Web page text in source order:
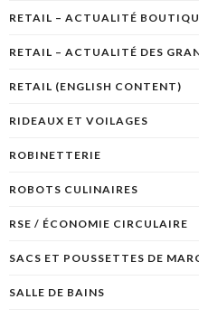
RETAIL – ACTUALITÉ
RETAIL – ACTUALITÉ DES
RETAIL (ENGLISH CONTENT)
RIDEAUX ET VOILAGES
ROBINETTERIE
ROBOTS CULINAIRES
RSE / ÉCONOMIE CIRCULAIRE
SACS ET POUSSETTES DE
SALLE DE BAINS